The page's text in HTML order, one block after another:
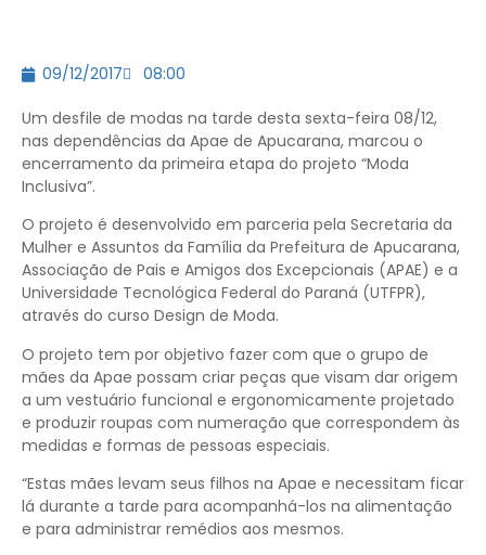
09/12/2017 08:00
Um desfile de modas na tarde desta sexta-feira 08/12,
nas dependências da Apae de Apucarana, marcou o
encerramento da primeira etapa do projeto “Moda
Inclusiva”.
O projeto é desenvolvido em parceria pela Secretaria da
Mulher e Assuntos da Família da Prefeitura de Apucarana,
Associação de Pais e Amigos dos Excepcionais (APAE) e a
Universidade Tecnológica Federal do Paraná (UTFPR),
através do curso Design de Moda.
O projeto tem por objetivo fazer com que o grupo de
mães da Apae possam criar peças que visam dar origem
a um vestuário funcional e ergonomicamente projetado
e produzir roupas com numeração que correspondem às
medidas e formas de pessoas especiais.
“Estas mães levam seus filhos na Apae e necessitam ficar
lá durante a tarde para acompanhá-los na alimentação
e para administrar remédios aos mesmos.